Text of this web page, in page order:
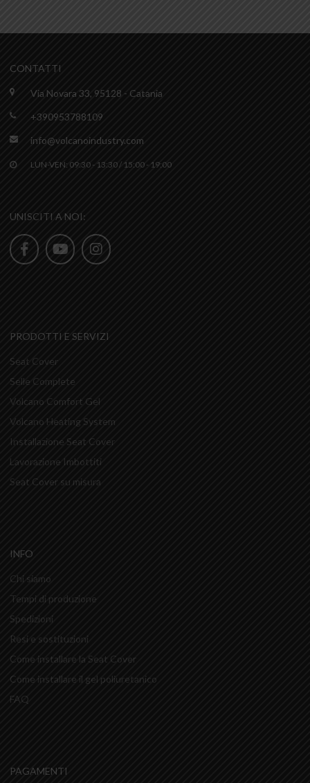
CONTATTI
Via Novara 33, 95128 - Catania
+390953788109
info@volcanoindustry.com
LUN-VEN: 09:30 - 13:30 / 15:00 - 19:00
UNISCITI A NOI:
PRODOTTI E SERVIZI
Seat Cover
Selle Complete
Volcano Comfort Gel
Volcano Heating System
Installazione Seat Cover
Lavorazione Imbottiti
Seat Cover su misura
INFO
Chi siamo
Tempi di produzione
Spedizioni
Resi e sostituzioni
Come installare la Seat Cover
Come installare il gel poliuretanico
FAQ
PAGAMENTI